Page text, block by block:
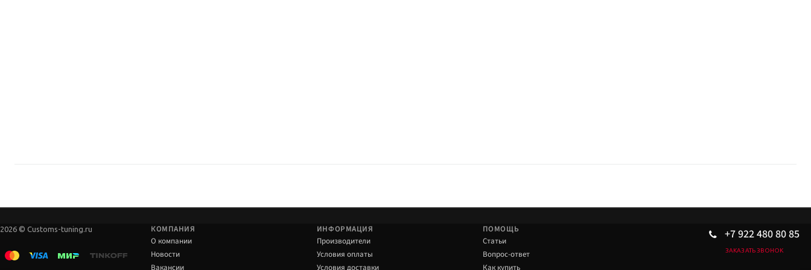
2026 © Customs-tuning.ru КОМПАНИЯ ИНФОРМАЦИЯ
ПОМОЩЬ
О компании
Новости
Производители
Условия оплаты
Статьи
Вопрос-ответ
+7 922 480 80 85
ЗАКАЗАТЬ ЗВОНОК